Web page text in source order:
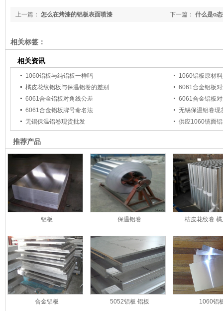
下一篇： 什么是o
上一篇： 怎么在烤漆的铝板表面喷漆
相关标签：
相关资讯
1060铝板与纯铝板一样吗
1060铝板原材
橘皮花纹铝板与保温铝卷的差别
6061合金铝板
6061合金铝板对角线公差
6061合金铝板
6061合金铝板牌号命名法
无锡保温铝卷现
无锡保温铝卷现货批发
供应1060镜面
推荐产品
铝板 保温铝卷 桔皮花纹卷
合金铝板 5052铝板 铝板 1060铝